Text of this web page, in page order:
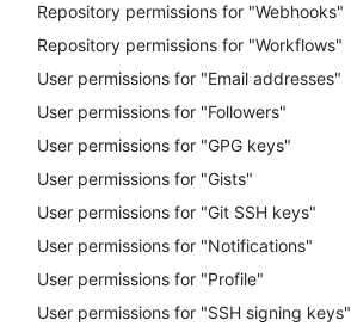
Repository permissions for "Webhooks"
Repository permissions for "Workflows"
User permissions for "Email addresses"
User permissions for "Followers"
User permissions for "GPG keys"
User permissions for "Gists"
User permissions for "Git SSH keys"
User permissions for "Notifications"
User permissions for "Profile"
User permissions for "SSH signing keys"